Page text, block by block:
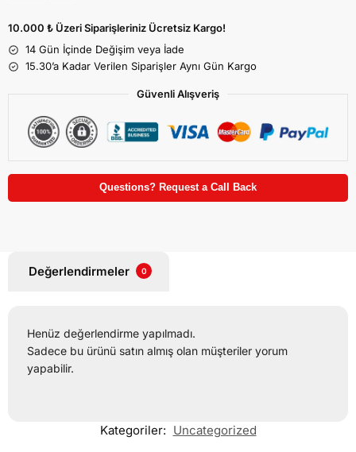
10.000 ₺ Üzeri Siparişleriniz Ücretsiz Kargo!
14 Gün İçinde Değişim veya İade
15.30’a Kadar Verilen Siparişler Aynı Gün Kargo
Güvenli Alışveriş
Questions? Request a Call Back
Değerlendirmeler 0
Henüz değerlendirme yapılmadı.
Sadece bu ürünü satın almış olan müşteriler yorum
yapabilir.
Kategoriler: Uncategorized